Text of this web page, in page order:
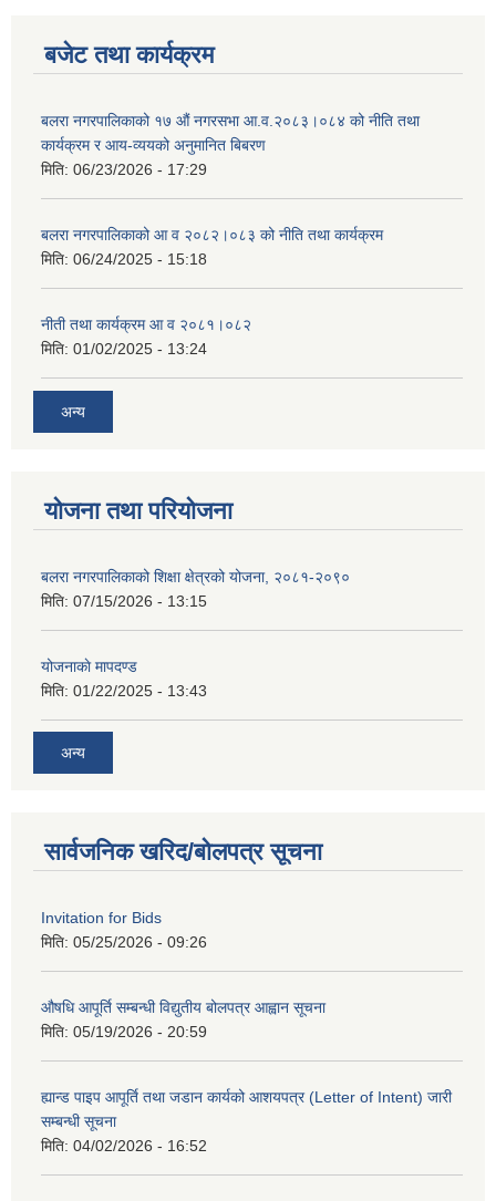
बजेट तथा कार्यक्रम
बलरा नगरपालिकाको १७ औं नगरसभा आ.व.२०८३।०८४ को नीति तथा
कार्यक्रम र आय-व्ययको अनुमानित बिबरण
मिति: 06/23/2026 - 17:29
बलरा नगरपालिकाको आ व २०८२।०८३ को नीति तथा कार्यक्रम
मिति: 06/24/2025 - 15:18
नीती तथा कार्यक्रम आ व २०८१।०८२
मिति: 01/02/2025 - 13:24
अन्य
योजना तथा परियोजना
बलरा नगरपालिकाको शिक्षा क्षेत्रको योजना, २०८१-२०९०
मिति: 07/15/2026 - 13:15
योजनाकाे मापदण्ड
मिति: 01/22/2025 - 13:43
अन्य
सार्वजनिक खरिद/बोलपत्र सूचना
Invitation for Bids
मिति: 05/25/2026 - 09:26
औषधि आपूर्ति सम्बन्धी विद्युतीय बोलपत्र आह्वान सूचना
मिति: 05/19/2026 - 20:59
ह्यान्ड पाइप आपूर्ति तथा जडान कार्यको आशयपत्र (Letter of Intent) जारी
सम्बन्धी सूचना
मिति: 04/02/2026 - 16:52